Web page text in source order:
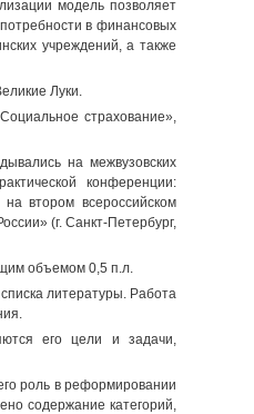
модель позволяет
в финансовых
учреждений, а также
Луки.
страхование»,
на межвузовских
конференции:
втором всероссийском
(г. Санкт-Петербург,
объемом 0,5 п.л.
литературы. Работа
его цели и задачи,
роль в реформировании
содержание категорий,